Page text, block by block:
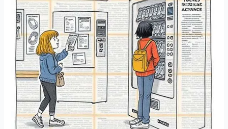
ליווי
מלא
מציאת
נושא
ועד
הגשת
המחקר